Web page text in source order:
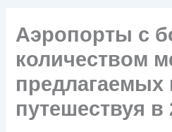
Аэропорты с
количеством
предлагаемых
путешествуя в